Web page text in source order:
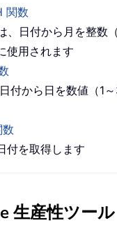
関数
、日付から月を整数
使用されます
付から日を数値（1
付を取得します
生産性ツール